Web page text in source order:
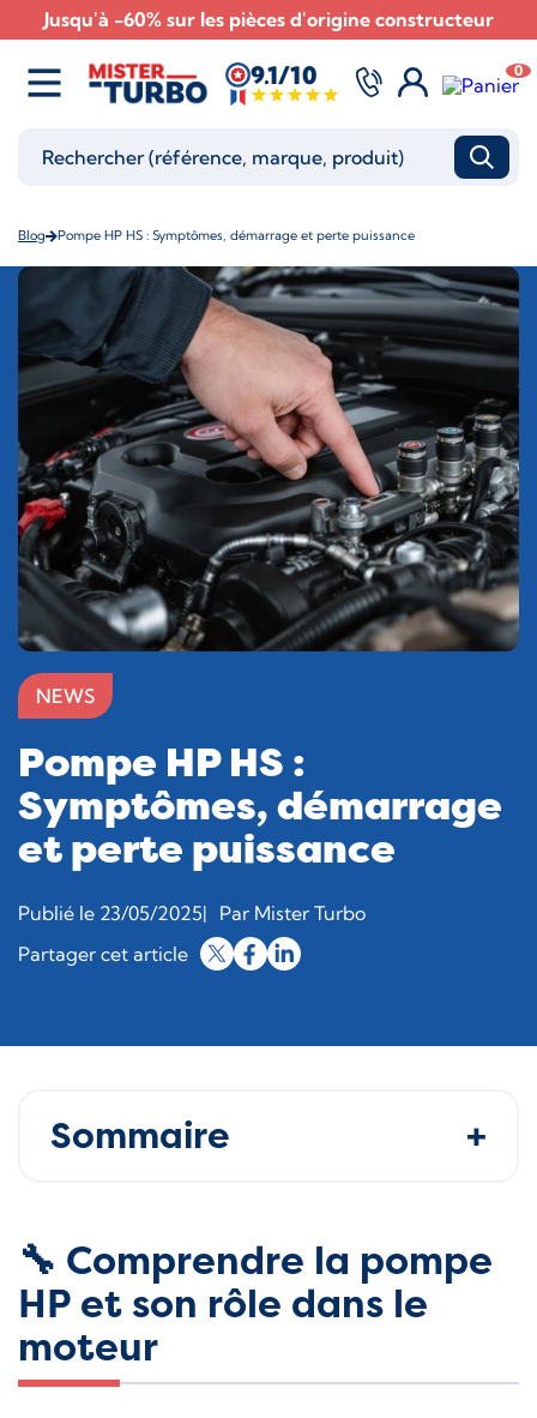
Jusqu'à -60% sur les pièces d'origine constructeur
9.1/10 0
Blog Pompe HP HS : Symptômes, démarrage et perte puissance
NEWS
Pompe HP HS :
Symptômes, démarrage
et perte puissance
Publié le 23/05/2025
Par Mister Turbo
Partager cet article
Sommaire
🔧 Comprendre la pompe
HP et son rôle dans le
moteur